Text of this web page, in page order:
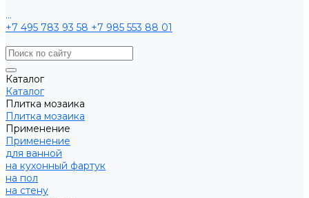
...
+7 495 783 93 58 +7 985 553 88 01
Каталог
Каталог
Плитка мозаика
Плитка мозаика
Применение
Применение
для ванной
на кухонный фартук
на пол
на стену